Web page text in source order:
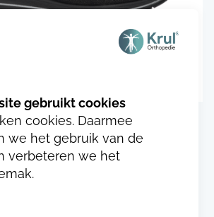
cookies. Daarmee
we het gebruik van de
verbeteren we het